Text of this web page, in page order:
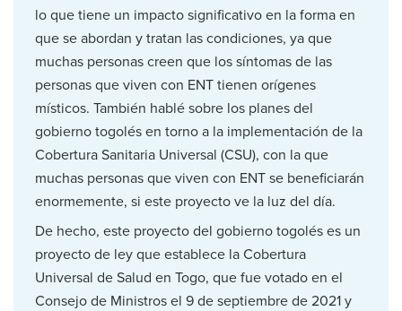
lo que tiene un impacto significativo en la forma en
que se abordan y tratan las condiciones, ya que
muchas personas creen que los síntomas de las
personas que viven con ENT tienen orígenes
místicos. También hablé sobre los planes del
gobierno togolés en torno a la implementación de la
Cobertura Sanitaria Universal (CSU), con la que
muchas personas que viven con ENT se beneficiarán
enormemente, si este proyecto ve la luz del día.
De hecho, este proyecto del gobierno togolés es un
proyecto de ley que establece la Cobertura
Universal de Salud en Togo, que fue votado en el
Consejo de Ministros el 9 de septiembre de 2021 y